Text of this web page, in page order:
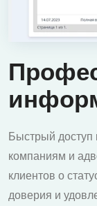
Быстрый доступ
компаниям и
клиентов о
доверия и